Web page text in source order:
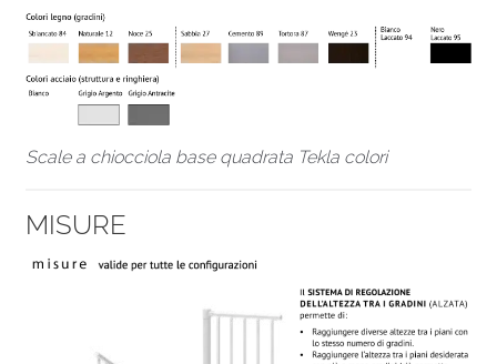
Scale a chiocciola base quadrata Tekla colori
MISURE